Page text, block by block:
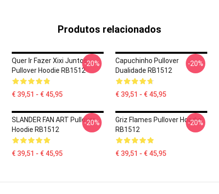
Produtos relacionados
Quer Ir Fazer Xixi Juntos
Pullover Hoodie RB1512
€ 39,51 - € 45,95
-20%
Capuchinho Pullover
Dualidade RB1512
€ 39,51 - € 45,95
-20%
SLANDER FAN ART Pullover
Hoodie RB1512
€ 39,51 - € 45,95
-20%
Griz Flames Pullover Hoodie
RB1512
€ 39,51 - € 45,95
-20%